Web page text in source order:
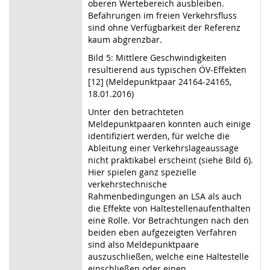
oberen Wertebereich ausbleiben.
Befahrungen im freien Verkehrsfluss
sind ohne Verfügbarkeit der Referenz
kaum abgrenzbar.
Bild 5: Mittlere Geschwindigkeiten
resultierend aus typischen ÖV-Effekten
[12] (Meldepunktpaar 24164-24165,
18.01.2016)
Unter den betrachteten
Meldepunktpaaren konnten auch einige
identifiziert werden, für welche die
Ableitung einer Verkehrslageaussage
nicht praktikabel erscheint (siehe Bild 6).
Hier spielen ganz spezielle
verkehrstechnische
Rahmenbedingungen an LSA als auch
die Effekte von Haltestellenaufenthalten
eine Rolle. Vor Betrachtungen nach den
beiden eben aufgezeigten Verfahren
sind also Meldepunktpaare
auszuschließen, welche eine Haltestelle